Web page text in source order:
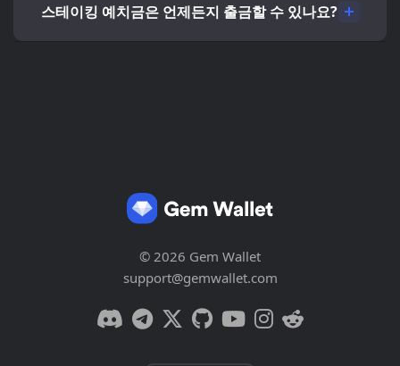
스테이킹 예치금은 언제든지 출금할 수 있나요?
© 2026 Gem Wallet
support@gemwallet.com